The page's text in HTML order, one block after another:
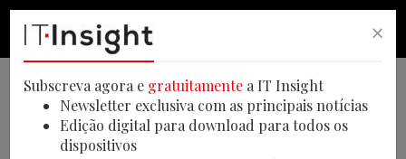
×
Subscreva agora e gratuitamente a IT Insight
Newsletter exclusiva com as principais notícias
Edição digital para download para todos os
dispositivos